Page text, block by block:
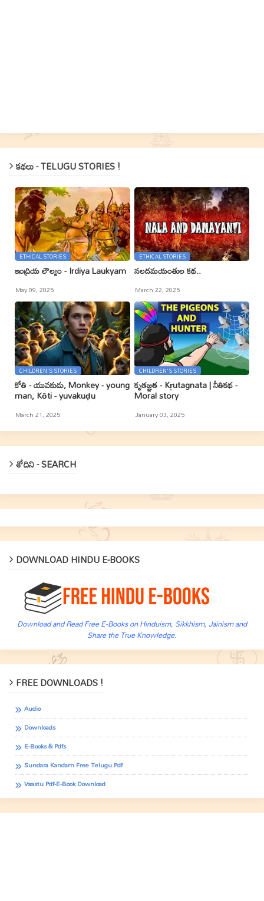
కథలు - TELUGU STORIES !
ETHICAL STORIES
ఇంద్రియ లౌల్యం - Irdiya Laukyam
May 09, 2025
ETHICAL STORIES
నలదమయంతుల కథ..
March 22, 2025
CHILDREN'S STORIES
కోతి - యువకుడు, Monkey - young
man, Kōti - yuvakuḍu
March 21, 2025
CHILDREN'S STORIES
కృతజ్ఞత - Kr̥utagnata | నీతికథ -
Moral story
January 03, 2025
శోదిని - SEARCH
DOWNLOAD HINDU E-BOOKS
Download and Read Free E-Books on Hinduism, Sikkhism, Jainism and
Share the True Knowledge.
FREE DOWNLOADS !
Audio
Downloads
E-Books & Pdfs
Sundara Kandam Free Telugu Pdf
Vaastu Pdf-E-Book Download